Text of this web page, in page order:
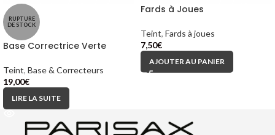
RUPTURE
DE STOCK
Base Correctrice Verte
Teint, Base & Correcteurs
19,00€
LIRE LA SUITE
Fards à Joues
Teint, Fards à joues
7,50€
AJOUTER AU PANIER